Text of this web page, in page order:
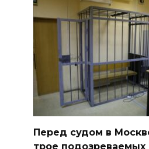
Перед судом в
трое